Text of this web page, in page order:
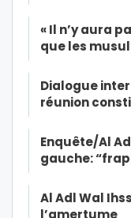
« Il n’y aura
que les
Dialogue
réunion
Enquête/Al
gauche:
Al Adl Wal
l’amertume